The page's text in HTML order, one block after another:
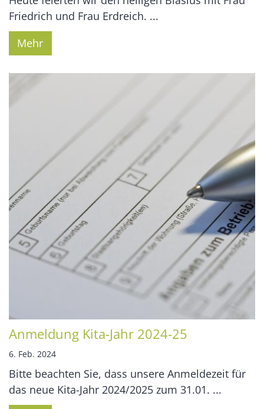
Friedrich und Frau Erdreich. ...
Mehr
Anmeldung Kita-Jahr 2024-25
6. Feb. 2024
Bitte beachten Sie, dass unsere Anmeldezeit für
das neue Kita-Jahr 2024/2025 zum 31.01. ...